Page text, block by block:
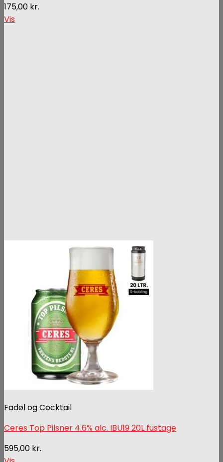
175,00 kr.
Vis
Fadøl og Cocktail
Ceres Top Pilsner 4.6% alc. IBU19 20L fustage
595,00 kr.